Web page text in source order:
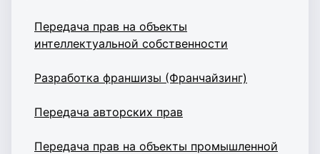
Передача прав на объекты
интеллектуальной собственности
Разработка франшизы (Франчайзинг)
Передача авторских прав
Передача прав на объекты промышленной